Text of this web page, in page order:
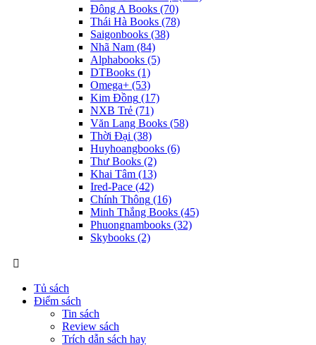
Đông A Books (70)
Thái Hà Books (78)
Saigonbooks (38)
Nhã Nam (84)
Alphabooks (5)
DTBooks (1)
Omega+ (53)
Kim Đồng (17)
NXB Trẻ (71)
Văn Lang Books (58)
Thời Đại (38)
Huyhoangbooks (6)
Thư Books (2)
Khai Tâm (13)
Ired-Pace (42)
Chính Thông (16)
Minh Thắng Books (45)
Phuongnambooks (32)
Skybooks (2)
Tủ sách
Điểm sách
Tin sách
Review sách
Trích dẫn sách hay